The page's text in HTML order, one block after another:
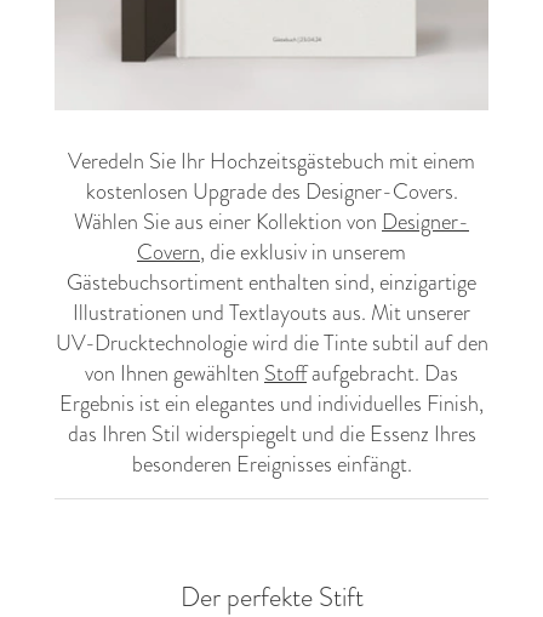
Veredeln Sie Ihr Hochzeitsgästebuch mit einem
kostenlosen Upgrade des Designer-Covers.
Wählen Sie aus einer Kollektion von Designer-
Covern, die exklusiv in unserem
Gästebuchsortiment enthalten sind, einzigartige
Illustrationen und Textlayouts aus. Mit unserer
UV-Drucktechnologie wird die Tinte subtil auf den
von Ihnen gewählten Stoffaufgebracht. Das
Ergebnis ist ein elegantes und individuelles Finish,
das Ihren Stil widerspiegelt und die Essenz Ihres
besonderen Ereignisses einfängt.
Der perfekte Stift